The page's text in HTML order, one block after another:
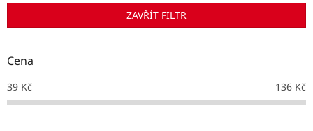
r
d
k
t
ZAVŘÍT FILTR
Cena
39 Kč 136 Kč